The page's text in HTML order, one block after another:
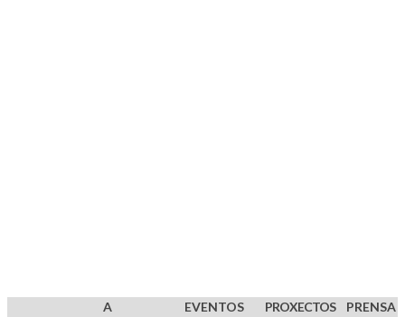
A
EVENTOS
PROXECTOS
PRENSA